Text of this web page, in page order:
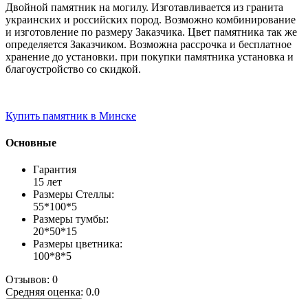
Двойной памятник на могилу. Изготавливается из гранита
украинских и российских пород. Возможно комбинирование
и изготовление по размеру Заказчика. Цвет памятника так же
определяется Заказчиком. Возможна рассрочка и бесплатное
хранение до установки. при покупки памятника установка и
благоустройство со скидкой.
Купить памятник в Минске
Основные
Гарантия
15 лет
Размеры Стеллы:
55*100*5
Размеры тумбы:
20*50*15
Размеры цветника:
100*8*5
Отзывов: 0
Средняя оценка: 0.0